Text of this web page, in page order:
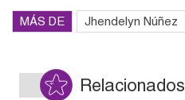
MÁS DE Jhendelyn Núñez
Relacionados